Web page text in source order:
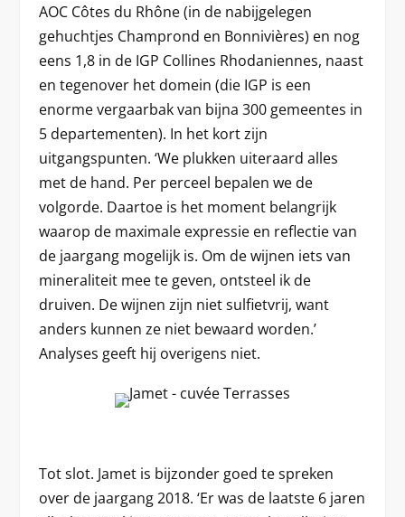
AOC Côtes du Rhône (in de nabijgelegen
gehuchtjes Champrond en Bonnivières) en nog
eens 1,8 in de IGP Collines Rhodaniennes, naast
en tegenover het domein (die IGP is een
enorme vergaarbak van bijna 300 gemeentes in
5 departementen). In het kort zijn
uitgangspunten. ‘We plukken uiteraard alles
met de hand. Per perceel bepalen we de
volgorde. Daartoe is het moment belangrijk
waarop de maximale expressie en reflectie van
de jaargang mogelijk is. Om de wijnen iets van
mineraliteit mee te geven, ontsteel ik de
druiven. De wijnen zijn niet sulfietvrij, want
anders kunnen ze niet bewaard worden.’
Analyses geeft hij overigens niet.
Tot slot. Jamet is bijzonder goed te spreken
over de jaargang 2018. ‘Er was de laatste 6 jaren